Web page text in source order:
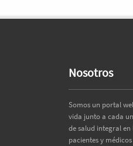
Nosotros
Somos un portal
vida junto a cada
de salud integral
pacientes y